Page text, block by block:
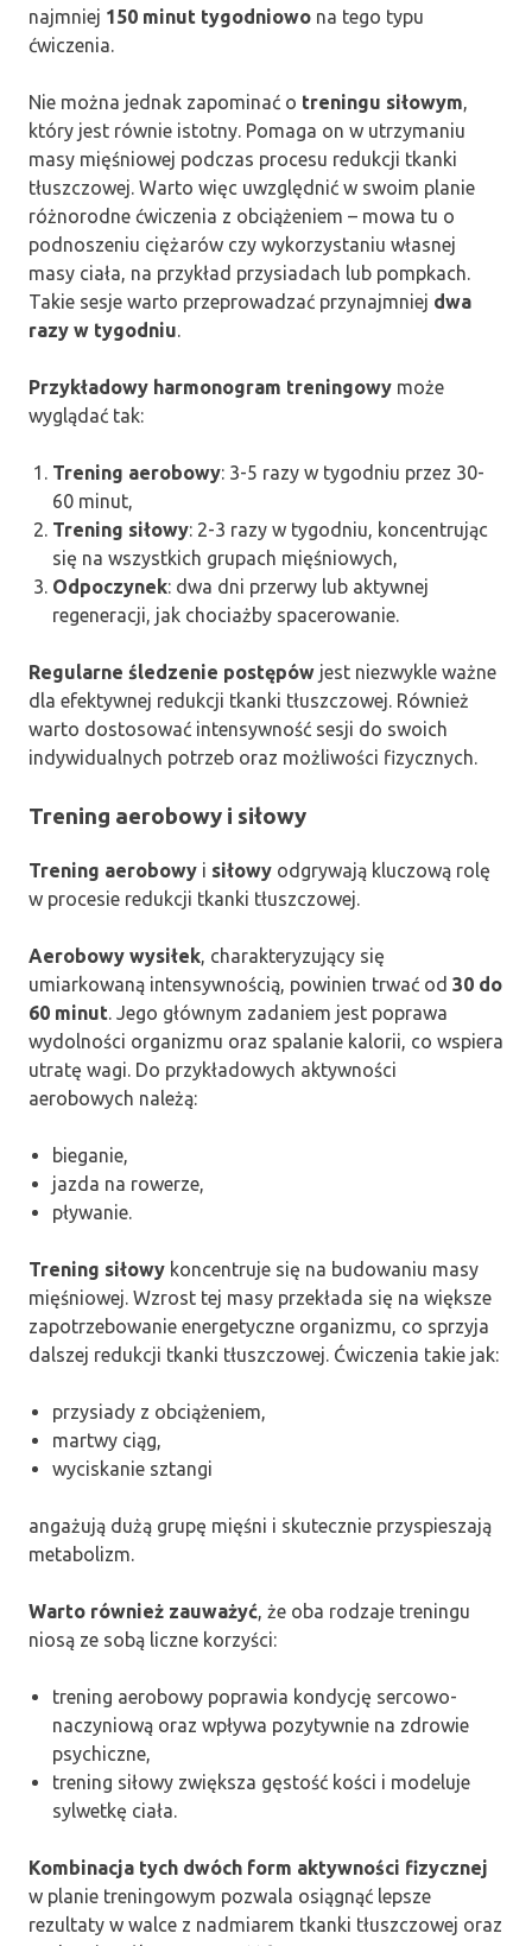
najmniej 150 minut tygodniowo na tego typu
ćwiczenia.
Nie można jednak zapominać o treningu siłowym,
który jest równie istotny. Pomaga on w utrzymaniu
masy mięśniowej podczas procesu redukcji tkanki
tłuszczowej. Warto więc uwzględnić w swoim planie
różnorodne ćwiczenia z obciążeniem – mowa tu o
podnoszeniu ciężarów czy wykorzystaniu własnej
masy ciała, na przykład przysiadach lub pompkach.
Takie sesje warto przeprowadzać przynajmniej dwa
razy w tygodniu.
Przykładowy harmonogram treningowy może
wyglądać tak:
Trening aerobowy: 3-5 razy w tygodniu przez 30-
60 minut,
Trening siłowy: 2-3 razy w tygodniu, koncentrując
się na wszystkich grupach mięśniowych,
Odpoczynek: dwa dni przerwy lub aktywnej
regeneracji, jak chociażby spacerowanie.
Regularne śledzenie postępów jest niezwykle ważne
dla efektywnej redukcji tkanki tłuszczowej. Również
warto dostosować intensywność sesji do swoich
indywidualnych potrzeb oraz możliwości fizycznych.
Trening aerobowy i siłowy
Trening aerobowy i siłowy odgrywają kluczową rolę
w procesie redukcji tkanki tłuszczowej.
Aerobowy wysiłek, charakteryzujący się
umiarkowaną intensywnością, powinien trwać od 30 do
60 minut. Jego głównym zadaniem jest poprawa
wydolności organizmu oraz spalanie kalorii, co wspiera
utratę wagi. Do przykładowych aktywności
aerobowych należą:
bieganie,
jazda na rowerze,
pływanie.
Trening siłowy koncentruje się na budowaniu masy
mięśniowej. Wzrost tej masy przekłada się na większe
zapotrzebowanie energetyczne organizmu, co sprzyja
dalszej redukcji tkanki tłuszczowej. Ćwiczenia takie jak:
przysiady z obciążeniem,
martwy ciąg,
wyciskanie sztangi
angażują dużą grupę mięśni i skutecznie przyspieszają
metabolizm.
Warto również zauważyć, że oba rodzaje treningu
niosą ze sobą liczne korzyści:
trening aerobowy poprawia kondycję sercowo-
naczyniową oraz wpływa pozytywnie na zdrowie
psychiczne,
trening siłowy zwiększa gęstość kości i modeluje
sylwetkę ciała.
Kombinacja tych dwóch form aktywności fizycznej
w planie treningowym pozwala osiągnąć lepsze
rezultaty w walce z nadmiarem tkanki tłuszczowej oraz